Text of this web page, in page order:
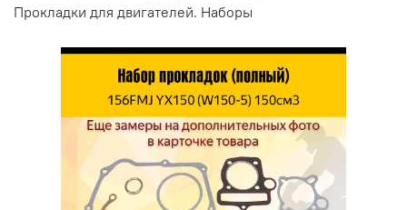
Прокладки для двигателей. Наборы